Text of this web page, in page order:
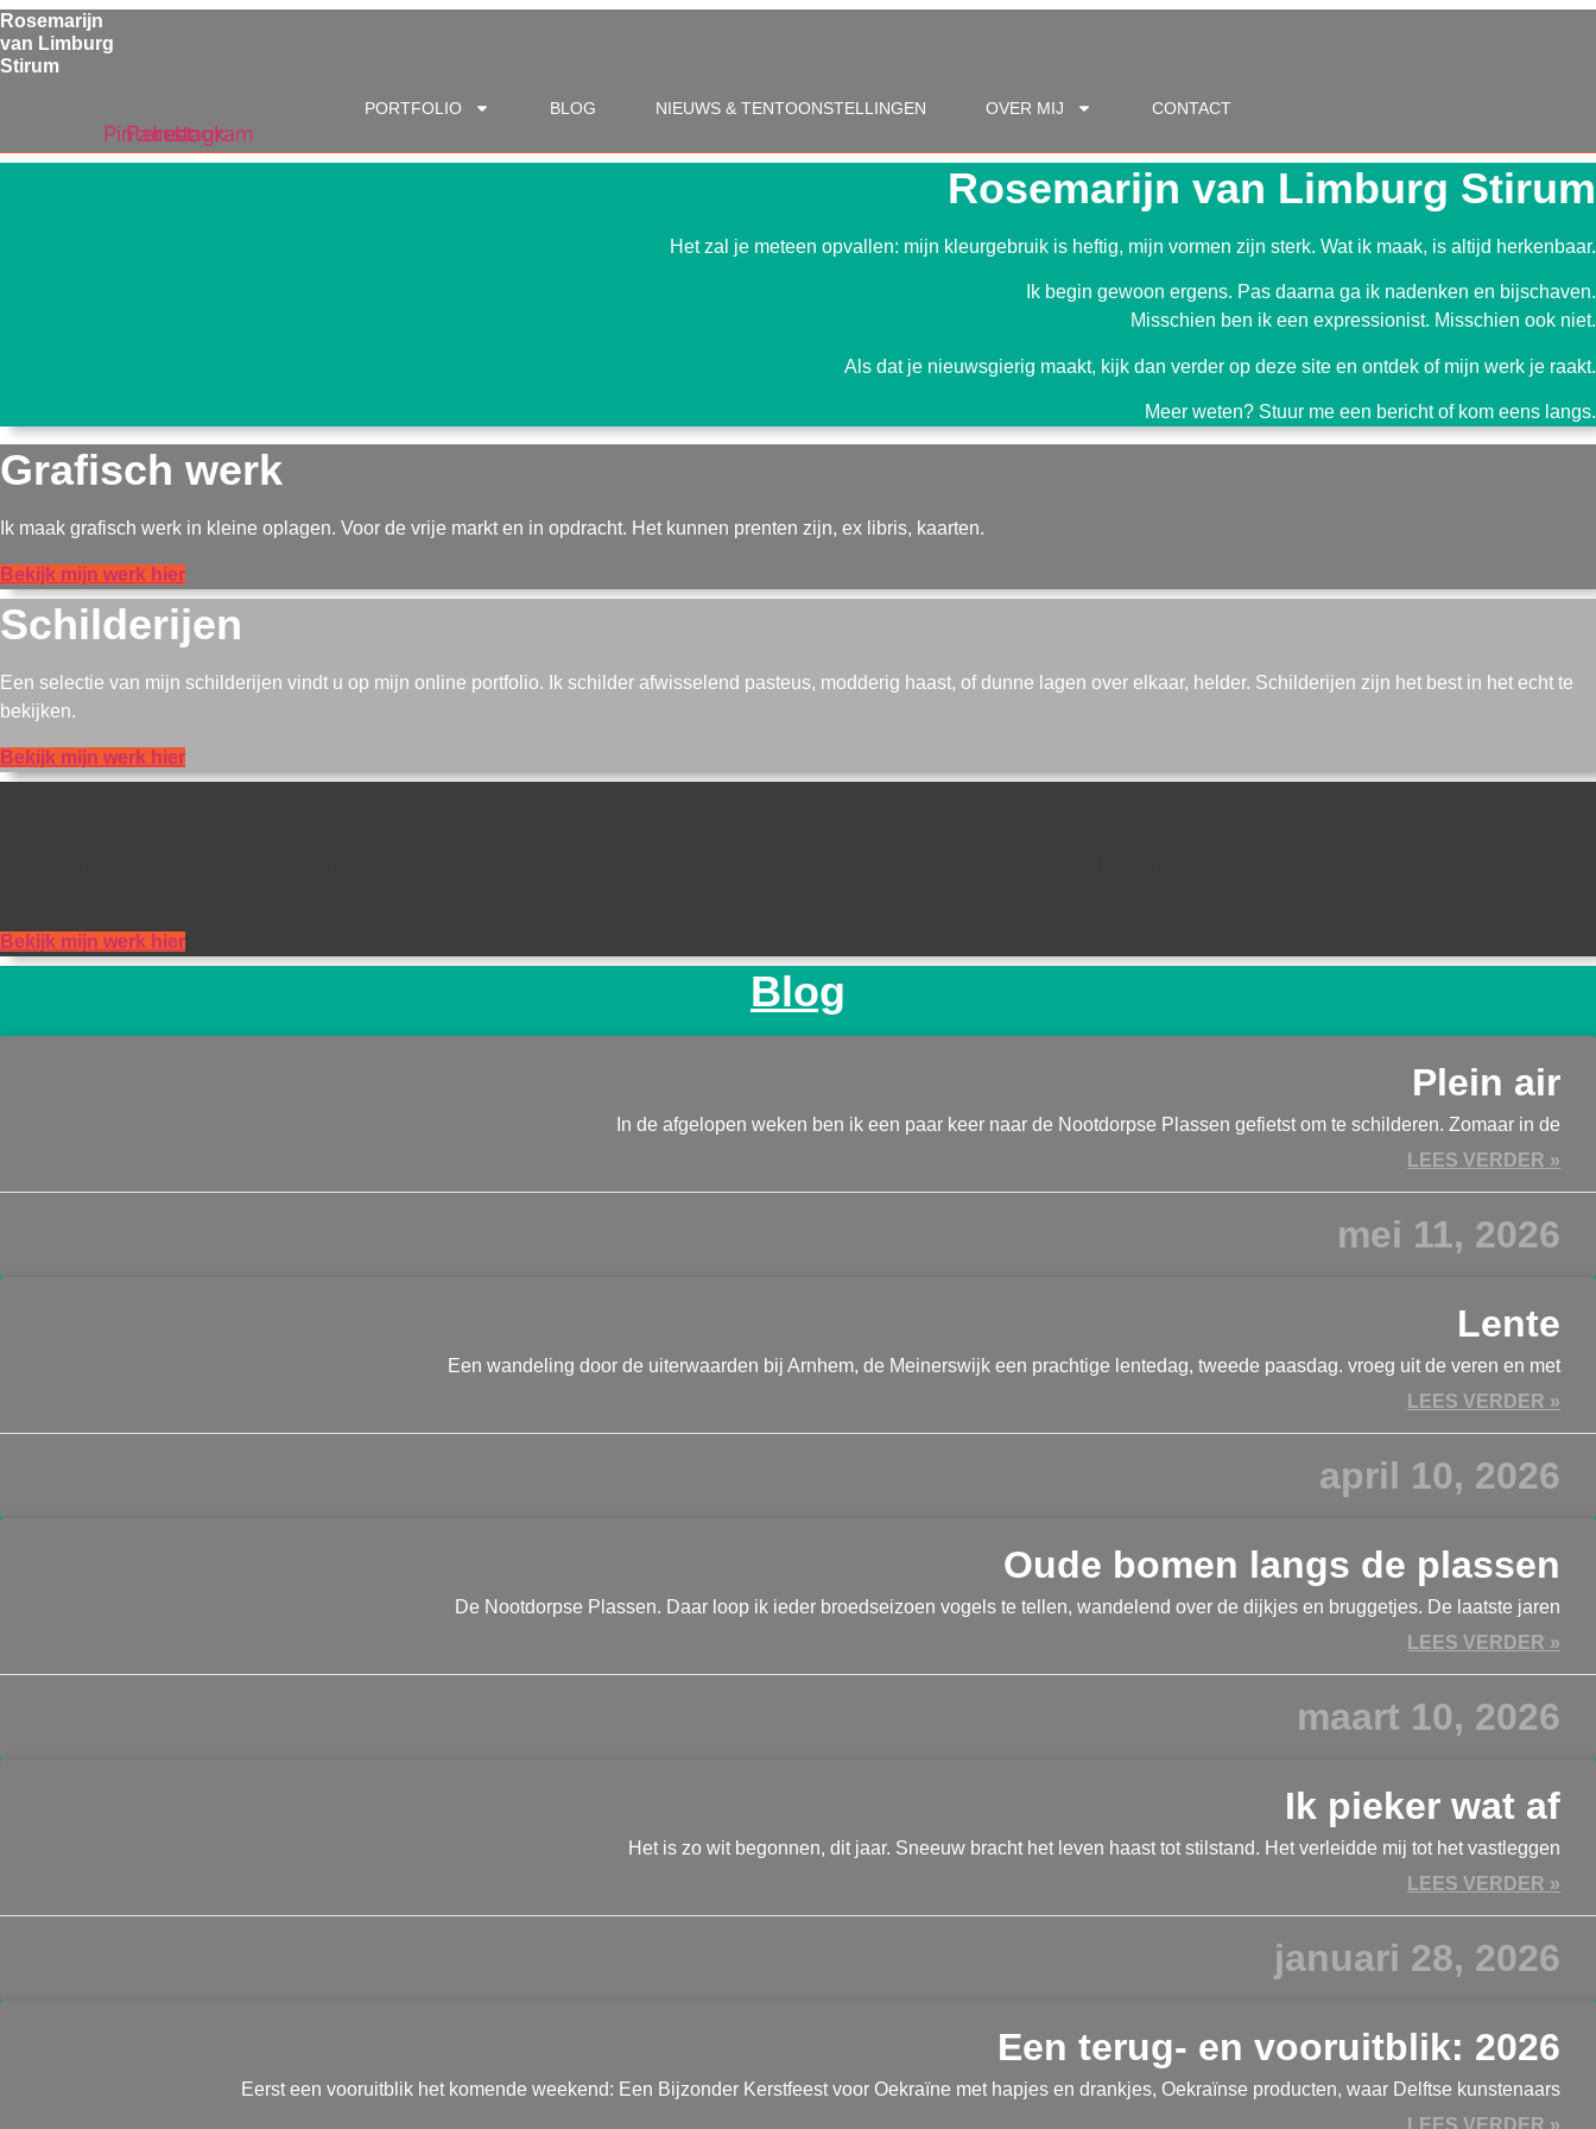
Ga
naar
de
Rosemarijn
van Limburg
Stirum
PORTFOLIO BLOG NIEUWS & TENTOONSTELLINGEN OVER MIJ CONTACT
Pinterest
Facebook
Instagram
Rosemarijn van Limburg Stirum
Het zal je meteen opvallen: mijn kleurgebruik is heftig, mijn vormen zijn sterk. Wat ik maak, is altijd herkenbaar.
Ik begin gewoon ergens. Pas daarna ga ik nadenken en bijschaven.
Misschien ben ik een expressionist. Misschien ook niet.
Als dat je nieuwsgierig maakt, kijk dan verder op deze site en ontdek of mijn werk je raakt.
Meer weten? Stuur me een bericht of kom eens langs.
Grafisch werk
Ik maak grafisch werk in kleine oplagen. Voor de vrije markt en in opdracht. Het kunnen prenten zijn, ex libris, kaarten.
Bekijk mijn werk hier
Schilderijen
Een selectie van mijn schilderijen vindt u op mijn online portfolio. Ik schilder afwisselend pasteus, modderig haast, of dunne lagen over elkaar, helder. Schilderijen zijn het best in het echt te
bekijken.
Bekijk mijn werk hier
Bekijk mijn werk hier
Blog
Plein air
In de afgelopen weken ben ik een paar keer naar de Nootdorpse Plassen gefietst om te schilderen. Zomaar in de
LEES VERDER »
mei 11, 2026
Lente
Een wandeling door de uiterwaarden bij Arnhem, de Meinerswijk een prachtige lentedag, tweede paasdag. vroeg uit de veren en met
LEES VERDER »
april 10, 2026
Oude bomen langs de plassen
De Nootdorpse Plassen. Daar loop ik ieder broedseizoen vogels te tellen, wandelend over de dijkjes en bruggetjes. De laatste jaren
LEES VERDER »
maart 10, 2026
Ik pieker wat af
Het is zo wit begonnen, dit jaar. Sneeuw bracht het leven haast tot stilstand. Het verleidde mij tot het vastleggen
LEES VERDER »
januari 28, 2026
Een terug- en vooruitblik: 2026
Eerst een vooruitblik het komende weekend: Een Bijzonder Kerstfeest voor Oekraïne met hapjes en drankjes, Oekraïnse producten, waar Delftse kunstenaars
LEES VERDER »